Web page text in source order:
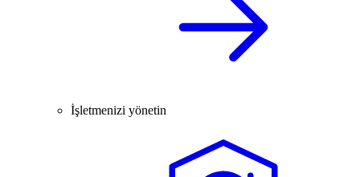
İşletmenizi yönetin